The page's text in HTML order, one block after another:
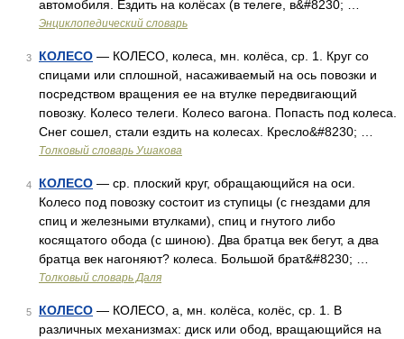
автомобиля. Ездить на колёсах (в телеге, в&#8230; …
Энциклопедический словарь
3 КОЛЕСО — КОЛЕСО, колеса, мн. колёса, ср. 1. Круг со
спицами или сплошной, насаживаемый на ось повозки и
посредством вращения ее на втулке передвигающий
повозку. Колесо телеги. Колесо вагона. Попасть под колеса.
Снег сошел, стали ездить на колесах. Кресло&#8230; …
Толковый словарь Ушакова
4 КОЛЕСО — ср. плоский круг, обращающийся на оси.
Колесо под повозку состоит из ступицы (с гнездами для
спиц и железными втулками), спиц и гнутого либо
косящатого обода (с шиною). Два братца век бегут, а два
братца век нагоняют? колеса. Большой брат&#8230; …
Толковый словарь Даля
5 КОЛЕСО — КОЛЕСО, а, мн. колёса, колёс, ср. 1. В
различных механизмах: диск или обод, вращающийся на